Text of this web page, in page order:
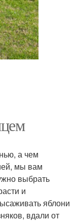
а чем
мы вам
выбрать
и
яблони
вдали от